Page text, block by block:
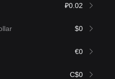
₽0.02
$0
€0
C$0